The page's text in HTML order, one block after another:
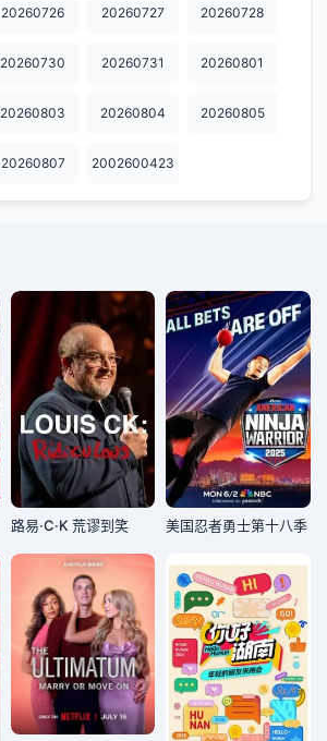
20260726 20260727 20260728
20260730 20260731 20260801
20260803 20260804 20260805
20260807 2002600423
路易·C·K 荒谬到笑 美国忍者勇士第十八季